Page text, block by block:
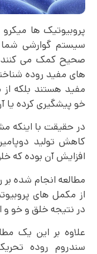
پروبیوتیک‌ ها
سیستم گوارشی شما
صحیح کمک می کنند.
های مفید روده
مفید هستند بلکه
خو پیشگیری کرده یا
در حقیقت با
کاهش تولید
افزایش آن بوده که خلق
مطالعه انجام شده
از مکمل های
در نتیجه خلق و خو و
علاوه بر این یک
سندروم روده